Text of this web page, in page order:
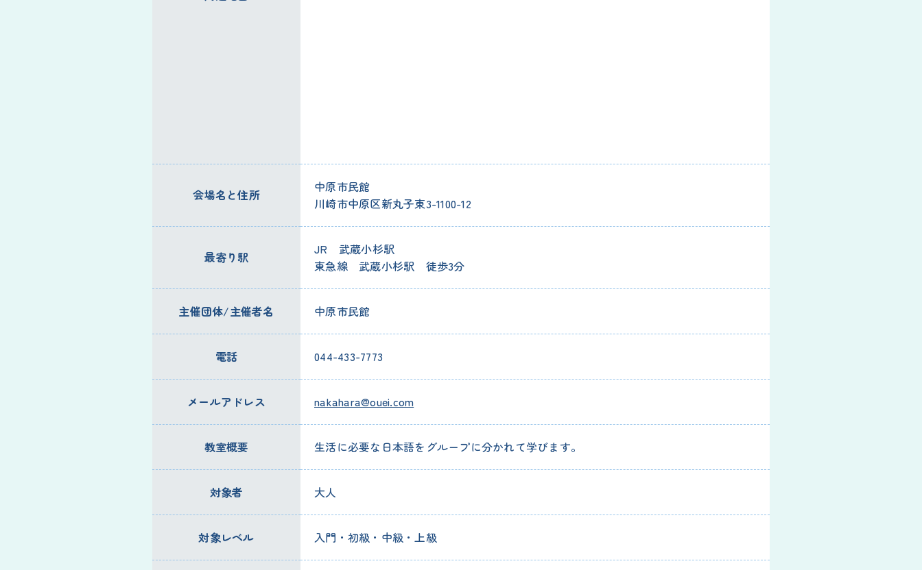
会場名と住所
中原市民館
川崎市中原区新丸子東3-1100-12
最寄り駅
JR 武蔵小杉駅
東急線 武蔵小杉駅 徒歩3分
主催団体/主催者名 中原市民館
電話 044-433-7773
メールアドレス nakahara@ouei.com
教室概要 生活に必要な日本語をグループに分かれて学びます。
対象者 大人
対象レベル 入門・初級・中級・上級